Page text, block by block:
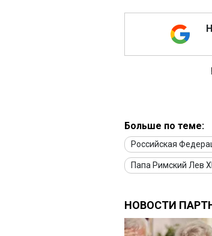
Больше по теме:
Российская
Папа Римский Лев